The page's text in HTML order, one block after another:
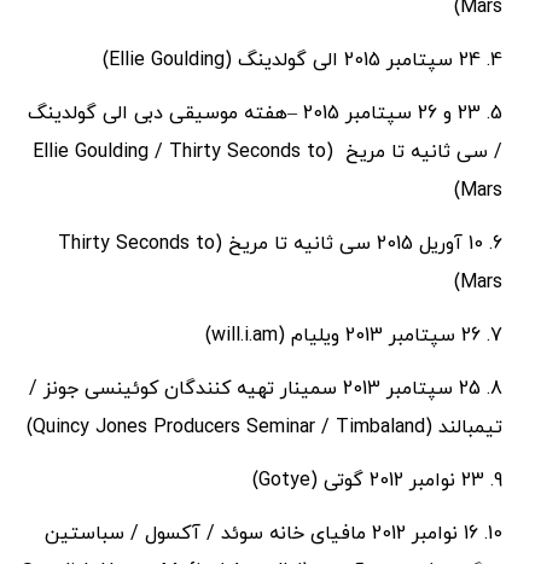
Mars)
24 سپتامبر 2015 الی گولدینگ (Ellie Goulding)
23 و 26 سپتامبر 2015 –هفته موسیقی دبی الی گولدینگ
/ سی ثانیه تا مریخ (Ellie Goulding / Thirty Seconds to
Mars)
10 آوریل 2015 سی ثانیه تا مریخ (Thirty Seconds to
Mars)
26 سپتامبر 2013 ویلیام (will.i.am)
25 سپتامبر 2013 سمینار تهیه کنندگان کوئینسی جونز /
تیمبالند (Quincy Jones Producers Seminar / Timbaland)
23 نوامبر 2012 گوتی (Gotye)
16 نوامبر 2012 مافیای خانه سوئد / آکسول / سباستین